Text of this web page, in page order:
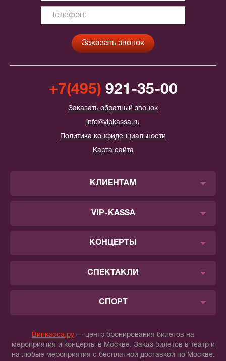
+7(495) 921-35-00
Заказать обратный звонок
info@vipkassa.ru
Политика конфиденциальности
Карта сайта
КЛИЕНТАМ
VIP-KASSA
КОНЦЕРТЫ
СПЕКТАКЛИ
СПОРТ
Випкасса.ру — центр бронирования билетов на
мероприятия и концерты в Москве. Заказ билетов в театр и
на любые мероприятия с бесплатной доставкой по Москве.